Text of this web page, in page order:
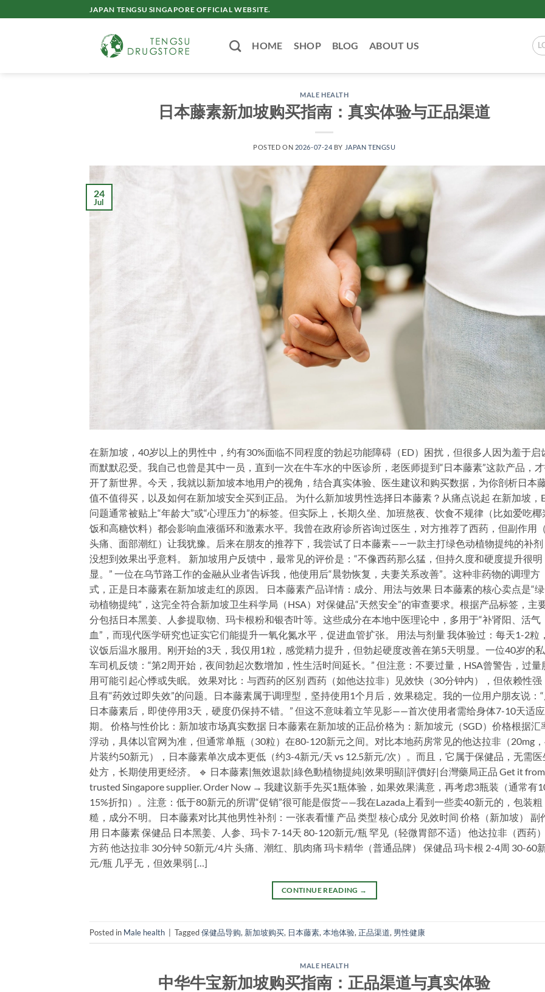
to
JAPAN TENGSU SINGAPORE OFFICIAL WEBSITE.
HOME SHOP BLOG ABOUT US
MALE HEALTH
日本藤素新加坡购买指南：真实体验与正品渠道
POSTED ON 2026-07-24 BY JAPAN TENGSU
24
Jul
在新加坡，40岁以上的男性中，约有30%面临不同程度的勃起功能障碍（ED）困扰，但很多人因为羞于启
而默默忍受。我自己也曾是其中一员，直到一次在牛车水的中医诊所，老医师提到“日本藤素”这款产品，
开了新世界。今天，我就以新加坡本地用户的视角，结合真实体验、医生建议和购买数据，为你剖析日本
值不值得买，以及如何在新加坡安全买到正品。 为什么新加坡男性选择日本藤素？从痛点说起 在新加坡，
问题通常被贴上“年龄大”或“心理压力”的标签。但实际上，长期久坐、加班熬夜、饮食不规律（比如爱吃椰
饭和高糖饮料）都会影响血液循环和激素水平。我曾在政府诊所咨询过医生，对方推荐了西药，但副作用
头痛、面部潮红）让我犹豫。后来在朋友的推荐下，我尝试了日本藤素——一款主打绿色动植物提纯的补
没想到效果出乎意料。 新加坡用户反馈中，最常见的评价是：“不像西药那么猛，但持久度和硬度提升很明
显。” 一位在乌节路工作的金融从业者告诉我，他使用后“晨勃恢复，夫妻关系改善”。这种非药物的调理方
式，正是日本藤素在新加坡走红的原因。 日本藤素产品详情：成分、用法与效果 日本藤素的核心卖点是“
动植物提纯”，这完全符合新加坡卫生科学局（HSA）对保健品“天然安全”的审查要求。根据产品标签，主
分包括日本黑姜、人参提取物、玛卡根粉和银杏叶等。这些成分在本地中医理论中，多用于“补肾阳、活气
血”，而现代医学研究也证实它们能提升一氧化氮水平，促进血管扩张。 用法与剂量 我体验过：每天1-2粒
议饭后温水服用。刚开始的3天，我仅用1粒，感觉精力提升，但勃起硬度改善在第5天明显。一位40岁的
车司机反馈：“第2周开始，夜间勃起次数增加，性生活时间延长。” 但注意：不要过量，HSA曾警告，过量
用可能引起心悸或失眠。 效果对比：与西药的区别 西药（如他达拉非）见效快（30分钟内），但依赖性强
且有“药效过即失效”的问题。日本藤素属于调理型，坚持使用1个月后，效果稳定。我的一位用户朋友说：
日本藤素后，即使停用3天，硬度仍保持不错。” 但这不意味着立竿见影——首次使用者需给身体7-10天适应
期。 价格与性价比：新加坡市场真实数据 日本藤素在新加坡的正品价格为：新加坡元（SGD）价格根据汇
浮动，具体以官网为准，但通常单瓶（30粒）在80-120新元之间。对比本地药房常见的他达拉非（20mg
片装约50新元），日本藤素单次成本更低（约3-4新元/天 vs 12.5新元/次）。而且，它属于保健品，无需医
处方，长期使用更经济。 🔹 日本藤素|無效退款|綠色動植物提純|效果明顯|評價好|台灣藥局正品 Get it
trusted Singapore supplier. Order Now → 我建议新手先买1瓶体验，如果效果满意，再考虑3瓶装（通常有
15%折扣）。注意：低于80新元的所谓“促销”很可能是假货——我在Lazada上看到一些卖40新元的，包装粗
糙，成分不明。 日本藤素对比其他男性补剂：一张表看懂 产品 类型 核心成分 见效时间 价格（新加坡） 副
用 日本藤素 保健品 日本黑姜、人参、玛卡 7-14天 80-120新元/瓶 罕见（轻微胃部不适） 他达拉非（西药
方药 他达拉非 30分钟 50新元/4片 头痛、潮红、肌肉痛 玛卡精华（普通品牌） 保健品 玛卡根 2-4周 30-60
元/瓶 几乎无，但效果弱 […]
CONTINUE READING →
Posted in Male health | Tagged保健品导购, 新加坡购买, 日本藤素, 本地体验, 正品渠道, 男性健康
MALE HEALTH
中华牛宝新加坡购买指南：正品渠道与真实体验